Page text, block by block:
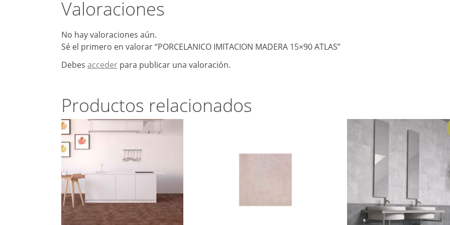
Valoraciones
No hay valoraciones aún.
Sé el primero en valorar “PORCELANICO IMITACION MADERA 15×90 ATLAS”
Debes acceder para publicar una valoración.
Productos relacionados